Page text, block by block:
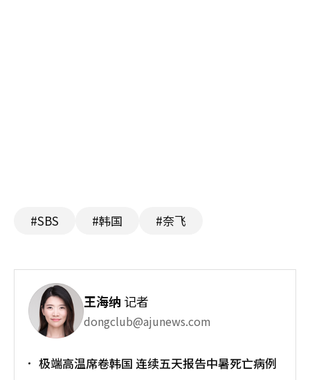
#SBS #韩国 #奈飞
王海纳 记者
dongclub@ajunews.com
极端高温席卷韩国 连续五天报告中暑死亡病例